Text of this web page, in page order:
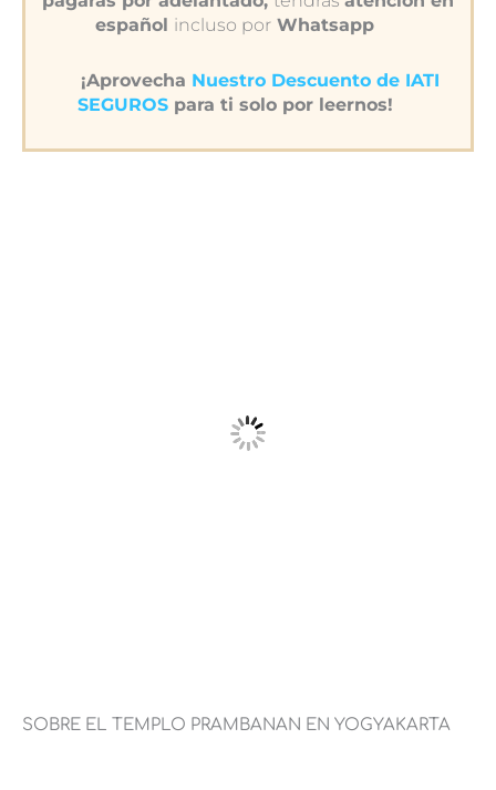
español incluso por Whatsapp
¡Aprovecha Nuestro Descuento de IATI
SEGUROSpara ti solo por leernos!
SOBRE EL TEMPLO PRAMBANAN EN YOGYAKARTA